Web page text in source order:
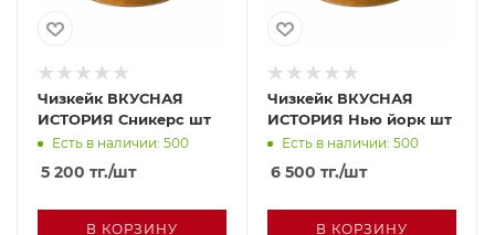
Чизкейк ВКУСНАЯ
ИСТОРИЯ Сникерс шт
Есть в наличии: 500
5 200 тг./шт
В КОРЗИНУ
Чизкейк ВКУСНАЯ
ИСТОРИЯ Нью йорк шт
Есть в наличии: 500
6 500 тг./шт
В КОРЗИНУ